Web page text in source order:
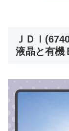
ＪＤＩ
液晶と有機